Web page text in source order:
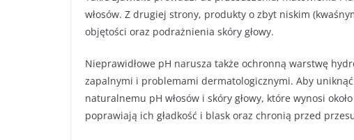
włosów. Z drugiej strony, produkty o zbyt niskim
objętości oraz podrażnienia skóry głowy.
Nieprawidłowe pH narusza także ochronną warstwę
zapalnymi i problemami dermatologicznymi. Aby
naturalnemu pH włosów i skóry głowy, które wynosi
poprawiają ich gładkość i blask oraz chronią przed